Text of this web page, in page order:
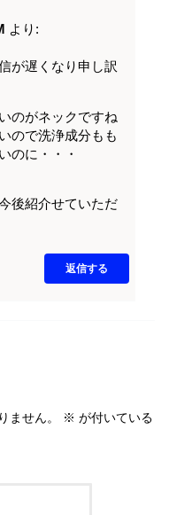
より:
が遅くなり申し訳
のがネックですね
ので洗浄成分もも
のに・・・
後紹介せていただ
返信する
ません。 ※ が付いている